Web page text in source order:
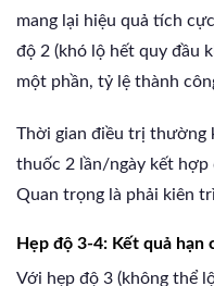
mang lại hiệu quả tích
độ 2 (khó lộ hết quy đầu
một phần, tỷ lệ thành
Thời gian điều trị thường
thuốc 2 lần/ngày kết hợp
Quan trọng là phải kiên
Hẹp độ 3-4: Kết quả hạn
Với hẹp độ 3 (không thể